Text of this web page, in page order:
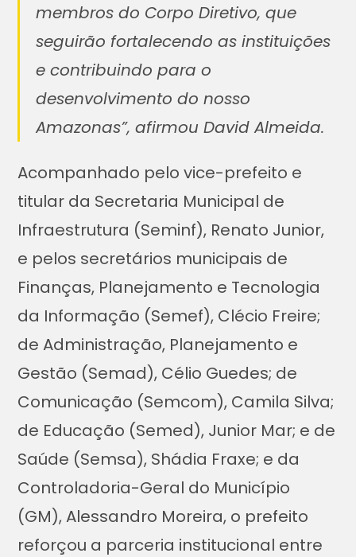
membros do Corpo Diretivo, que
seguirão fortalecendo as instituições
e contribuindo para o
desenvolvimento do nosso
Amazonas”, afirmou David Almeida.
Acompanhado pelo vice-prefeito e
titular da Secretaria Municipal de
Infraestrutura (Seminf), Renato Junior,
e pelos secretários municipais de
Finanças, Planejamento e Tecnologia
da Informação (Semef), Clécio Freire;
de Administração, Planejamento e
Gestão (Semad), Célio Guedes; de
Comunicação (Semcom), Camila Silva;
de Educação (Semed), Junior Mar; e de
Saúde (Semsa), Shádia Fraxe; e da
Controladoria-Geral do Município
(GM), Alessandro Moreira, o prefeito
reforçou a parceria institucional entre